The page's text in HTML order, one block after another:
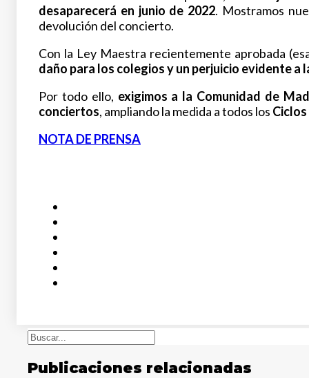
desaparecerá en junio de 2022. Mostramos
devolución del concierto.
Con la Ley Maestra recientemente aprobada
daño para los colegios y un perjuicio evidente a
Por todo ello, exigimos a la Comunidad de
conciertos, ampliando la medida a todos los
NOTA DE PRENSA
Buscar
Publicaciones relacionadas